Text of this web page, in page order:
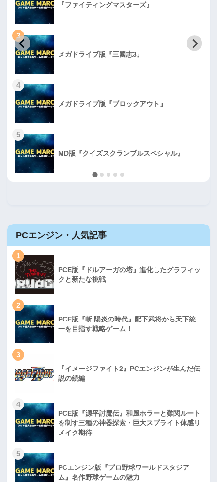
『ファイティングマスターズ』
3
メガドライブ版『三國志3』
4
メガドライブ版『ブロックアウト』
5
MD版『クイズスクランブルスペシャル』
PCエンジン・人気記事
1
PCE版『ドルアーガの塔』進化したグラフィッ
クと新たな挑戦
2
PCE版『斬 陽炎の時代』配下武将から天下統
一を目指す戦略ゲーム！
3
『イメージファイト2』PCエンジンが生んだ伝
説の続編
4
PCE版『源平討魔伝』和風ホラーと難関ルート
を制す三種の神器探索・巨大スプライト体感リ
メイク期待
5
PCエンジン版『プロ野球ワールドスタジア
ム』名作野球ゲームの魅力